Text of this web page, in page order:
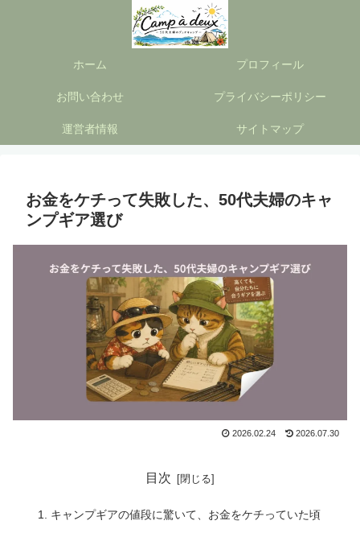
ホーム プロフィール
お問い合わせ プライバシーポリシー
運営者情報 サイトマップ
お金をケチって失敗した、50代夫婦のキャ
ンプギア選び
2026.02.24 2026.07.30
目次
キャンプギアの値段に驚いて、お金をケチっていた頃